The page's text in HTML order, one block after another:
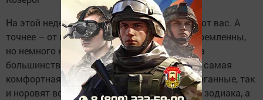
На этой неделе ваша удача зависит только от вас. А
точнее – от вашей веры в себя. Вы целеустремленны,
но немного нерешительны, и в этом причина
большинства проблем. На работе сейчас не самая
комфортная атмосфера: все нервные, издерганные, так
и норовят вступить в ссору. Дело не в знаке зодиака, а